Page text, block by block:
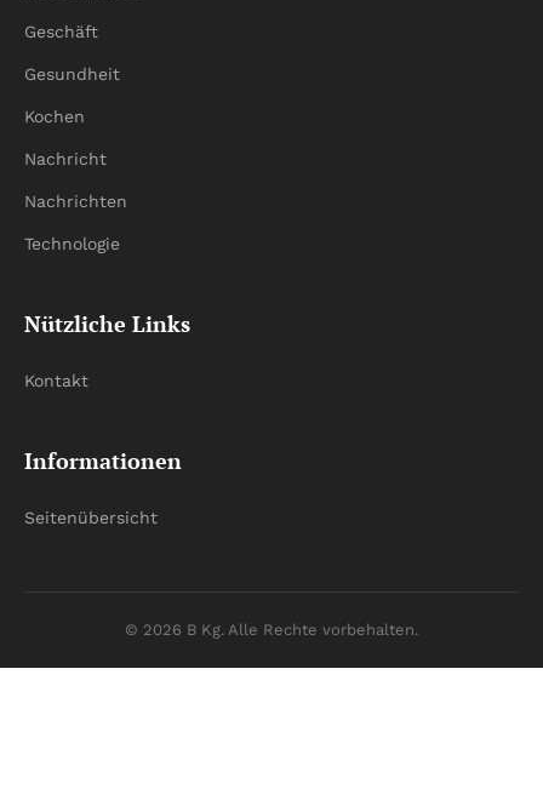
Geschäft
Gesundheit
Kochen
Nachricht
Nachrichten
Technologie
Nützliche Links
Kontakt
Informationen
Seitenübersicht
© 2026 B Kg. Alle Rechte vorbehalten.